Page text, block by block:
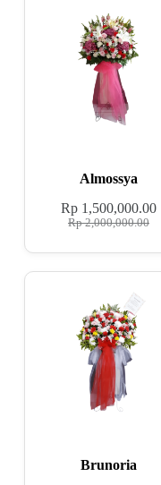
Almossya
Rp2,000,000.00
Rp1,500,000.00
Brunoria